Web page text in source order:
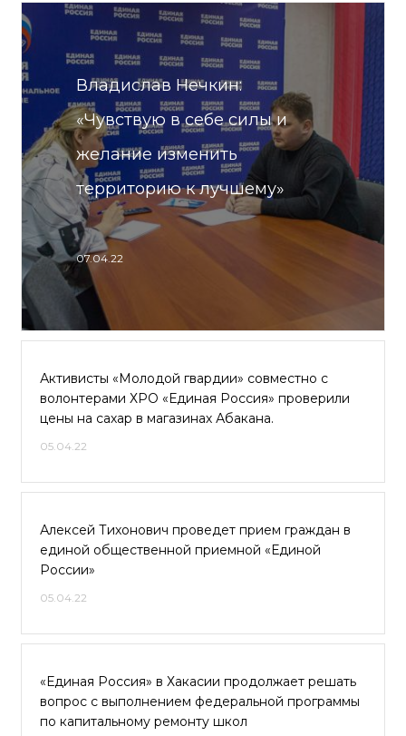
Владислав Нечкин:
«Чувствую в себе силы и
желание изменить
территорию к лучшему»
07.04.22
Активисты «Молодой гвардии» совместно с
волонтерами ХРО «Единая Россия» проверили
цены на сахар в магазинах Абакана.
05.04.22
Алексей Тихонович проведет прием граждан в
единой общественной приемной «Единой
России»
05.04.22
«Единая Россия» в Хакасии продолжает решать
вопрос с выполнением федеральной программы
по капитальному ремонту школ